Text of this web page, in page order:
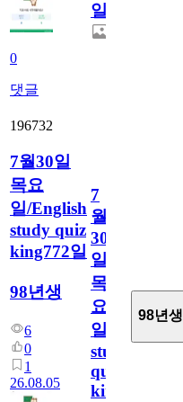
0
댓글
일
196732
7월30일
목요
일/English
study quiz
king772일
98년생
6
0
1
26.08.05
7
월
30
일
목
요
일/English
study
quiz
king772
98년생